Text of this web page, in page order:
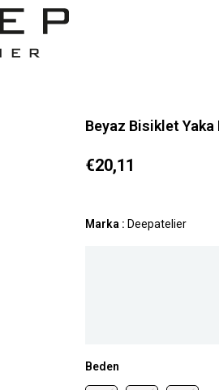
Beyaz Bisiklet Yaka
€20,11
Marka : Deepatelier
Beden